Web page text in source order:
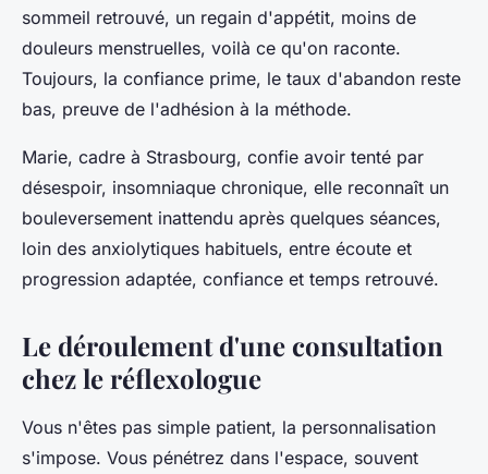
sommeil retrouvé, un regain d'appétit, moins de
douleurs menstruelles, voilà ce qu'on raconte.
Toujours, la confiance prime, le taux d'abandon reste
bas, preuve de l'adhésion à la méthode.
Marie, cadre à Strasbourg, confie avoir tenté par
désespoir, insomniaque chronique, elle reconnaît un
bouleversement inattendu après quelques séances,
loin des anxiolytiques habituels, entre écoute et
progression adaptée, confiance et temps retrouvé.
Le déroulement d'une consultation
chez le réflexologue
Vous n'êtes pas simple patient, la personnalisation
s'impose. Vous pénétrez dans l'espace, souvent